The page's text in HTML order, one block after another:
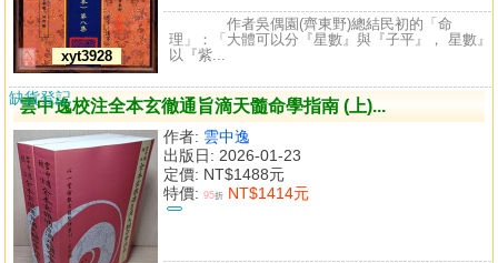
xyt3928
作者吳偶園(齊東野)總結民初的「命
理」：「大體可以分『星數』與『子平』， 星數』
以『紫...
雲中逸校注全本玄徹通旨滴天髓命學指南 (上)...
作者: 雲中逸
出版日: 2026-01-23
定價: NT$1488元
特價: 95折 NT$1414元
缺貨登記